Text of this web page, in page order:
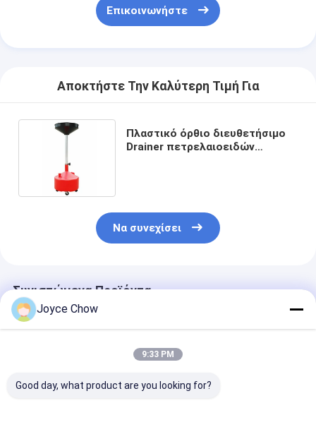
Επικοινωνήστε
Αποκτήστε Την Καλύτερη Τιμή Για
Πλαστικό όρθιο διευθετήσιμο
Drainer πετρελαιοειδών
Να συνεχίσει
Συνιστώμενα Προϊόντα
Joyce Chow
9:33 PM
Good day, what product are you looking for?